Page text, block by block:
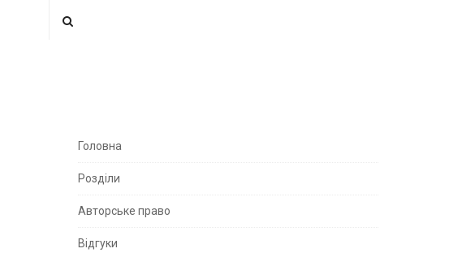
S
e
S
Головна
Розділи
Авторське право
Відгуки